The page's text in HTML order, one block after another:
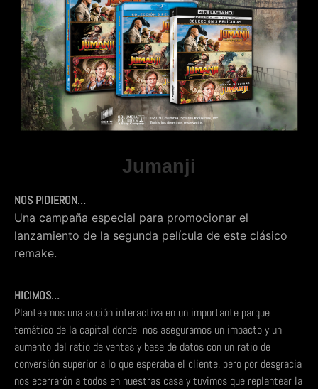
Jumanji
NOS PIDIERON…
Una campaña especial para promocionar el
lanzamiento de la segunda película de este clásico
remake.
HICIMOS…
Planteamos una acción interactiva en un importante parque
temático de la capital donde nos aseguramos un impacto y un
aumento del ratio de ventas y base de datos con un ratio de
conversión superior a lo que esperaba el cliente, pero por desgracia
nos ecerrarón a todos en nuestras casa y tuvimos que replantear la